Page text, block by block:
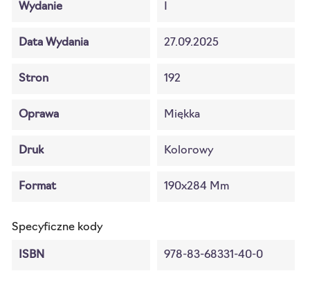
Wydanie
Data Wydania 27.09.2025
Stron 192
Oprawa Miękka
Druk Kolorowy
Format 190x284 Mm
Specyficzne kody
ISBN 978-83-68331-40-0